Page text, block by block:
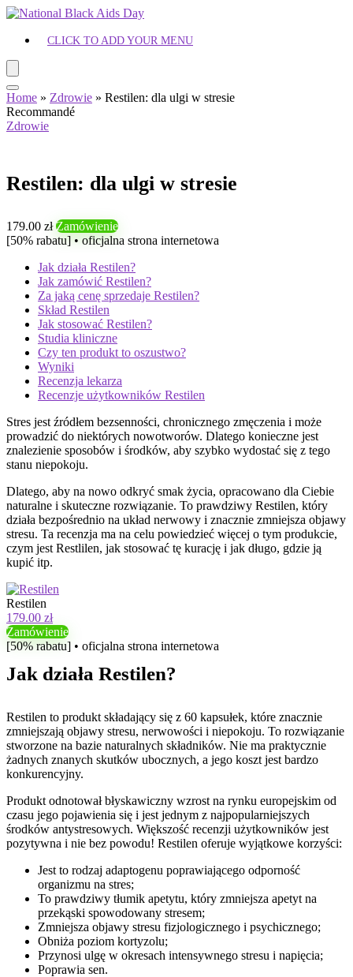
CLICK TO ADD YOUR MENU
Home » Zdrowie » Restilen: dla ulgi w stresie
Recommandé
Zdrowie
Restilen: dla ulgi w stresie
179.00 zł Zamówienie
[50% rabatu] • oficjalna strona internetowa
Jak działa Restilen?
Jak zamówić Restilen?
Za jaką cenę sprzedaje Restilen?
Skład Restilen
Jak stosować Restilen?
Studia kliniczne
Czy ten produkt to oszustwo?
Wyniki
Recenzja lekarza
Recenzje użytkowników Restilen
Stres jest źródłem bezsenności, chronicznego zmęczenia i może
prowadzić do niektórych nowotworów. Dlatego konieczne jest
znalezienie sposobów i środków, aby szybko wydostać się z tego
stanu niepokoju.
Dlatego, aby na nowo odkryć smak życia, opracowano dla Ciebie
naturalne i skuteczne rozwiązanie. To prawdziwy Restilen, który
działa bezpośrednio na układ nerwowy i znacznie zmniejsza objawy
stresu. Ta recenzja ma na celu powiedzieć więcej o tym produkcie,
czym jest Restlilen, jak stosować tę kurację i jak długo, gdzie ją
kupić itp.
Restilen
179.00 zł
Zamówienie
[50% rabatu] • oficjalna strona internetowa
Jak działa Restilen?
Restilen to produkt składający się z 60 kapsułek, które znacznie
zmniejszają objawy stresu, nerwowości i niepokoju. To rozwiązanie
stworzone na bazie naturalnych składników. Nie ma praktycznie
żadnych znanych skutków ubocznych, a jego koszt jest bardzo
konkurencyjny.
Produkt odnotował błyskawiczny wzrost na rynku europejskim od
czasu jego pojawienia się i jest jednym z najpopularniejszych
środków antystresowych. Większość recenzji użytkowników jest
pozytywna i nie bez powodu! Restilen oferuje wyjątkowe korzyści:
Jest to rodzaj adaptogenu poprawiającego odporność
organizmu na stres;
To prawdziwy tłumik apetytu, który zmniejsza apetyt na
przekąski spowodowany stresem;
Zmniejsza objawy stresu fizjologicznego i psychicznego;
Obniża poziom kortyzolu;
Przynosi ulgę w okresach intensywnego stresu i napięcia;
Poprawia sen.